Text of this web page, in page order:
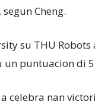
Cheng.
su THU
puntuacion di
celebra nan